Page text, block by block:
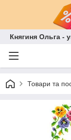
Княгиня Ольга -
Товари та